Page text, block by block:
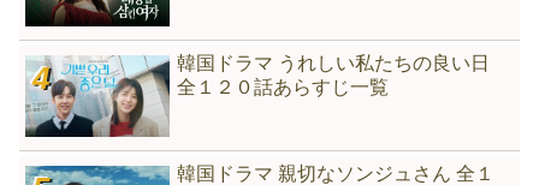
韓国ドラマ うれしい私たちの良い日
全１２０話あらすじ一覧
韓国ドラマ 親切なソンジュさん 全１